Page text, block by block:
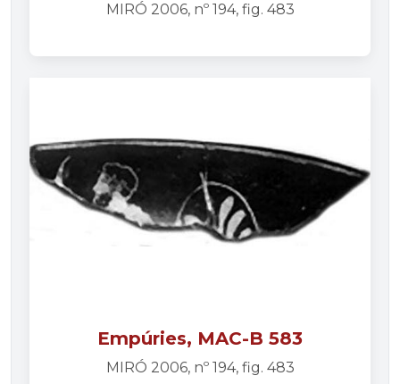
MIRÓ 2006, nº 194, fig. 483
Empúries, MAC-B 583
MIRÓ 2006, nº 194, fig. 483